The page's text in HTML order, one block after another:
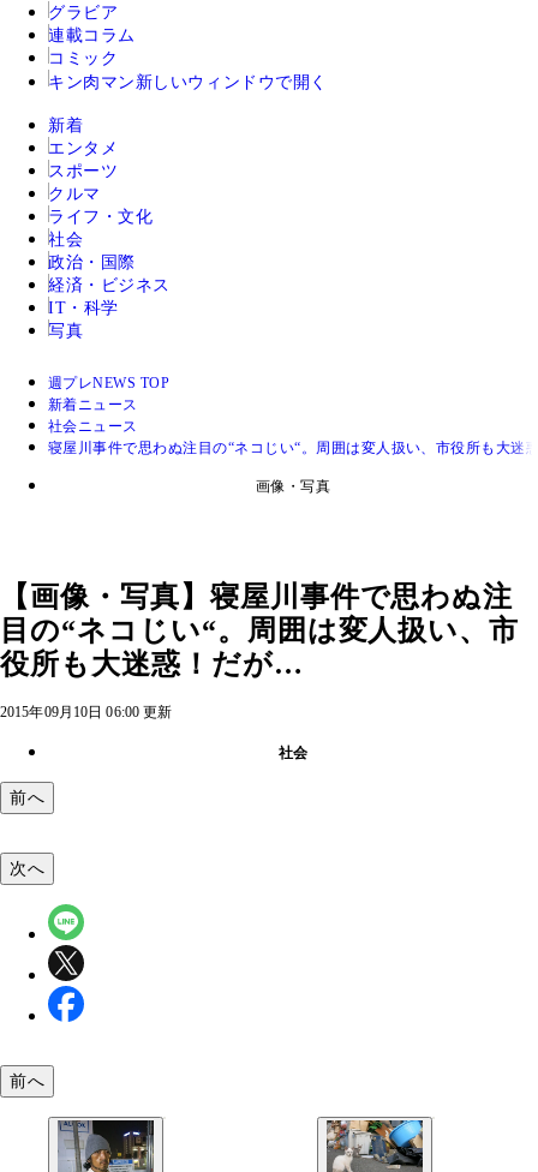
グラビア
連載コラム
コミック
キン肉マン 新しいウィンドウで開く
新着
エンタメ
スポーツ
クルマ
ライフ・文化
社会
政治・国際
経済・ビジネス
IT・科学
写真
週プレNEWS TOP
新着ニュース
社会ニュース
寝屋川事件で思わぬ注目の“ネコじい“。周囲は変人扱い、市役所も大迷
画像・写真
【画像・写真】寝屋川事件で思わぬ注
目の“ネコじい“。周囲は変人扱い、市
役所も大迷惑！だが…
2015年09月10日 06:00 更新
社会
前へ
次へ
前へ